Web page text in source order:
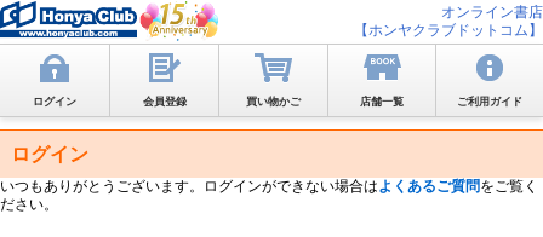
オンライン書店
【ホンヤクラブドットコム】
ログイン 会員登録 買い物かご 店舗一覧 ご利用ガイド
ログイン
いつもありがとうございます。ログインができない場合はよくあるご質問をご覧く
ださい。